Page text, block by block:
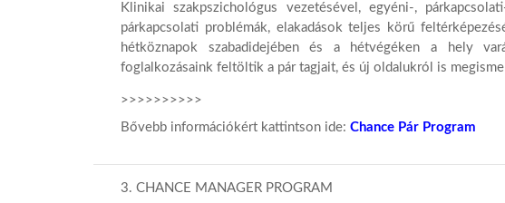
Klinikai szakpszichológus vezetésével, egyéni-,
párkapcsolati problémák, elakadások teljes körű
hétköznapok szabadidejében és a hétvégéken a hely
foglalkozásaink feltöltik a pár tagjait, és új oldalukról is
>>>>>>>>>>
Bővebb információkért kattintson ide: Chance Pár Program
3. CHANCE MANAGER PROGRAM